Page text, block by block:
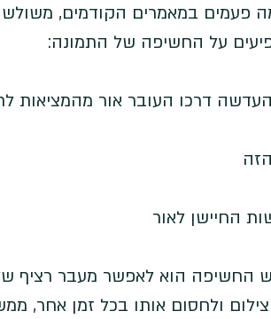
פעמים במאמרים הקודמים,
על החשיפה של התמונה:
החשיפה הוא לאפשר מעבר רציף
ולחסום אותו בכל זמן אחר,